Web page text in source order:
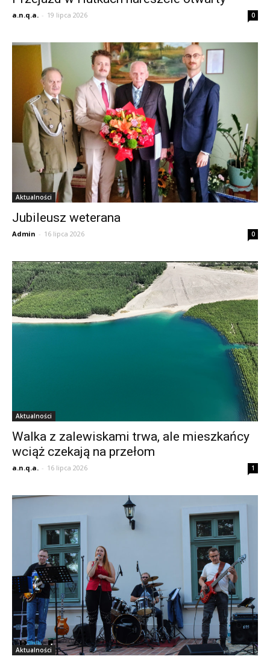
a.n.q.a. - 19 lipca 2026 0
Aktualności
Jubileusz weterana
Admin - 16 lipca 2026 0
Aktualności
Walka z zalewiskami trwa, ale mieszkańcy
wciąż czekają na przełom
a.n.q.a. - 16 lipca 2026 1
Aktualności